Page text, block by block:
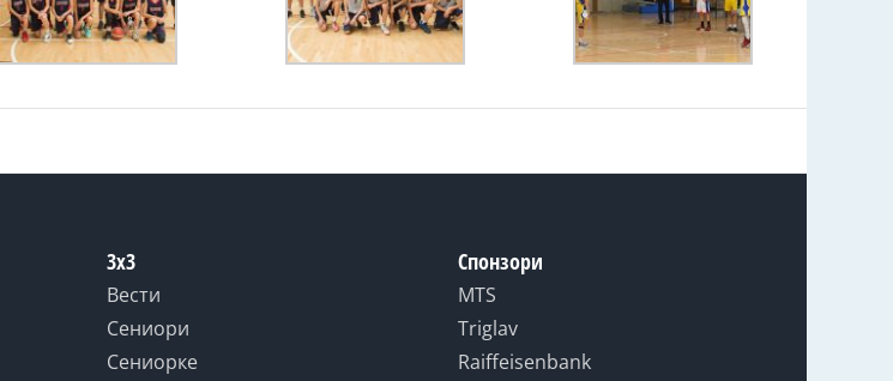
3x3
Вести
Сениори
Сениорке
Спонзори
MTS
Triglav
Raiffeisenbank